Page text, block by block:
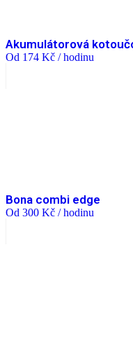
Akumulátorová
Od 174 Kč / hodinu
Bona combi edge
Od 300 Kč / hodinu